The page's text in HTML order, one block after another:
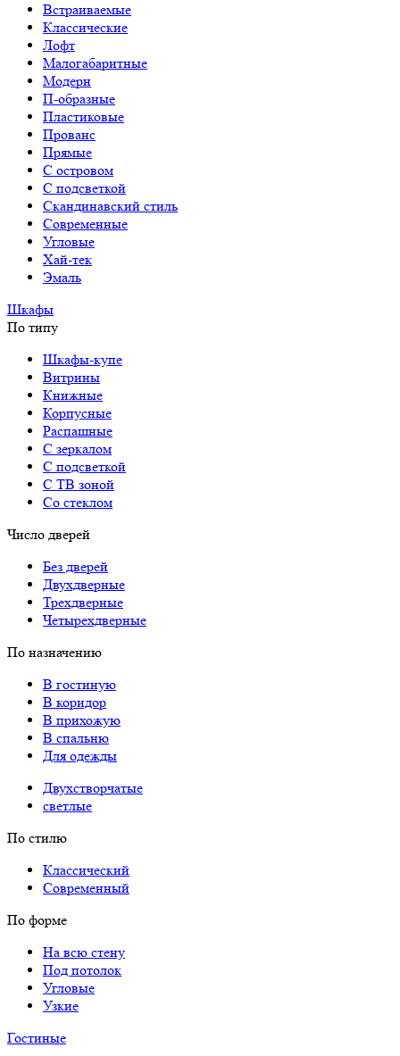
Встраиваемые
Классические
Лофт
Малогабаритные
Модерн
П-образные
Пластиковые
Прованс
Прямые
С островом
С подсветкой
Скандинавский стиль
Современные
Угловые
Хай-тек
Эмаль
Шкафы
По типу
Шкафы-купе
Витрины
Книжные
Корпусные
Распашные
С зеркалом
С подсветкой
С ТВ зоной
Со стеклом
Число дверей
Без дверей
Двухдверные
Трехдверные
Четырехдверные
По назначению
В гостиную
В коридор
В прихожую
В спальню
Для одежды
Двухстворчатые
светлые
По стилю
Классический
Современный
По форме
На всю стену
Под потолок
Угловые
Узкие
Гостиные